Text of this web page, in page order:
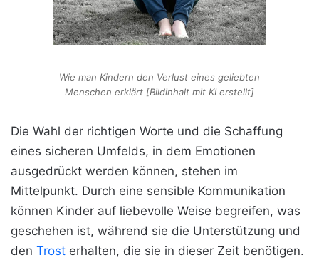
Wie man Kindern den Verlust eines geliebten
Menschen erklärt [Bildinhalt mit KI erstellt]
Die Wahl der richtigen Worte und die Schaffung
eines sicheren Umfelds, in dem Emotionen
ausgedrückt werden können, stehen im
Mittelpunkt. Durch eine sensible Kommunikation
können Kinder auf liebevolle Weise begreifen, was
geschehen ist, während sie die Unterstützung und
den Trost erhalten, die sie in dieser Zeit benötigen.